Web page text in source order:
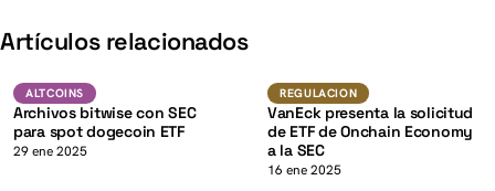
Artículos relacionados
ALTCOINS K
ALTCOINS
Archivos bitwise con SEC
para spot dogecoin ETF
29 ene 2025
Regulacion
REGULACION
VanEck presenta la solicitud
de ETF de Onchain Economy
a la SEC
16 ene 2025